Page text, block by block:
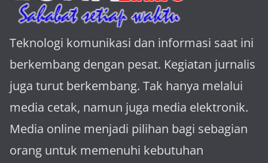
Teknologi komunikasi dan informasi saat ini
berkembang dengan pesat. Kegiatan jurnalis
juga turut berkembang. Tak hanya melalui
media cetak, namun juga media elektronik.
Media online menjadi pilihan bagi sebagian
orang untuk memenuhi kebutuhan